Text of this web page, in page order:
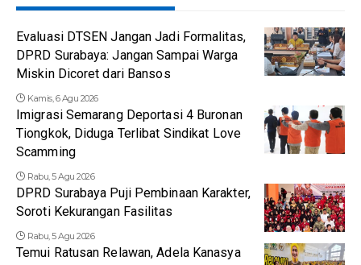
Evaluasi DTSEN Jangan Jadi Formalitas,
DPRD Surabaya: Jangan Sampai Warga
Miskin Dicoret dari Bansos
Kamis, 6 Agu 2026
Imigrasi Semarang Deportasi 4 Buronan
Tiongkok, Diduga Terlibat Sindikat Love
Scamming
Rabu, 5 Agu 2026
DPRD Surabaya Puji Pembinaan Karakter,
Soroti Kekurangan Fasilitas
Rabu, 5 Agu 2026
Temui Ratusan Relawan, Adela Kanasya